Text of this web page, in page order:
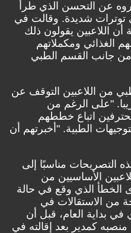
عن التحسن الذي طرأ
توترات شديدة. وقالت في
أن اللاعبين يقولون ذلك
الغذائي ومكملاتهم
من جانب القسم الطبي
من اللاعبين التوقف عن
"على الرغم من
اتباع خططهم
الطبية. "أخبرتهم أن
التصريحات مناسبًا إلى
الأساسيين من
الخطأ الذي وقع في حالة
من الاستقالات في
في بداية العام، قبل أن
منصبه كمدير بعد إقالته في